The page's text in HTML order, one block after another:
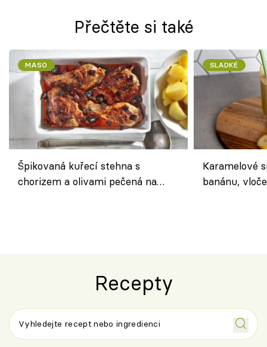
Přečtěte si také
MASO
Špikovaná kuřecí stehna s
chorizem a olivami pečená na
SLADKÉ
Karamelové
banánu,
Recepty